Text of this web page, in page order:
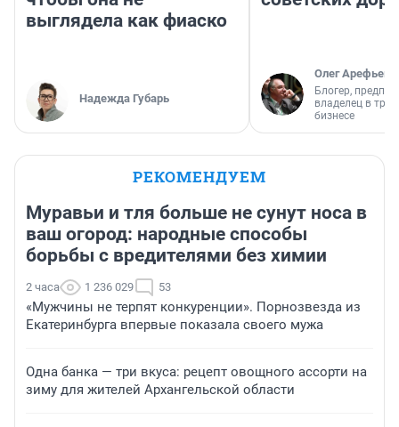
выглядела как фиаско
Надежда Губарь
Олег Арефьев
Блогер,
владелец в
бизнесе
РЕКОМЕНДУЕМ
Муравьи и тля больше не сунут носа в
ваш огород: народные способы
борьбы с вредителями без химии
2 часа 1 236 029 53
«Мужчины не терпят конкуренции». Порнозвезда из
Екатеринбурга впервые показала своего мужа
Одна банка — три вкуса: рецепт овощного ассорти на
зиму для жителей Архангельской области